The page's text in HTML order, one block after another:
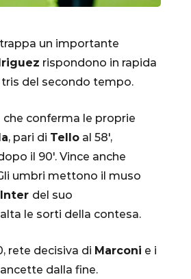
un importante
rispondono in rapida
del secondo tempo.
che conferma le proprie
, pari di Tello al 58′,
il 90′. Vince anche
umbri mettono il muso
Inter del suo
le sorti della contesa.
rete decisiva di Marconi e i
dalla fine.
CALCIO MONDIALE QATAR